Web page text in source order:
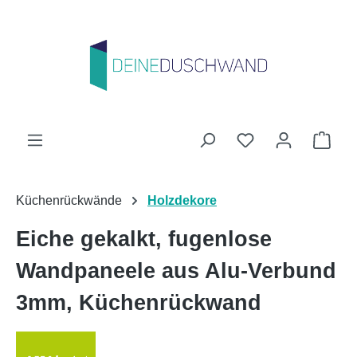
Du hast 0
Küchenrückwände Holzdekore
Eiche gekalkt, fugenlose
Wandpaneele aus Alu-Verbund
3mm, Küchenrückwand